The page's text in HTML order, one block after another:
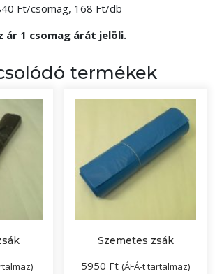
Ft/csomag, 168 Ft/db
ár 1 csomag árát jelöli.
termékek
Szemetes zsák
5950 Ft (ÁFÁ-t tartalmaz)